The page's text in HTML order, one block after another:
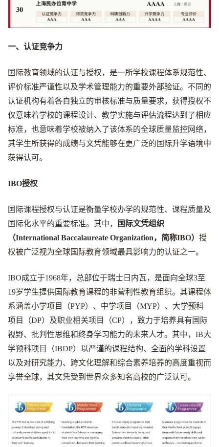
一、认证竞争力
国际教育领域的认证与授权，是一所学校课程体系规范性、
评价标准严谨性以及学术管理能力的重要外部验证。不同的
认证机构有着各自独立的审核标准与质量要求，获得授权不
仅意味着学校的课程设计、教学实施与评估流程达到了相应
标准，也意味着学校被纳入了该体系的全球质量监控网络，
其学生所获得的成绩与文凭能够在更广泛的国际升学语境中
获得认可。
IBO授权
国际课程授权与认证是衡量学校办学的规范性、课程质量及
国际化水平的重要标准。其中，
国际文凭组织
（International Baccalaureate Organization，简称IBO） 授
权被广泛视为全球国际教育领域最具影响力的认证之一。
IBO成立于1968年，总部位于瑞士日内瓦，是面向全球3至
19岁学生提供国际教育课程的非营利性教育组织。其课程体
系涵盖小学项目（PYP）、中学项目（MYP）、大学预科
项目（DP）及职业相关项目（CP），致力于培养具有国际
视野、批判性思维和终身学习能力的未来人才。其中，IB大
学预科项目（IBDP）以严谨的课程结构、全面的学科设置
以及对研究能力、跨文化理解和综合素养培养的高度重视而
享誉全球，其文凭受到世界众多知名高校的广泛认可。